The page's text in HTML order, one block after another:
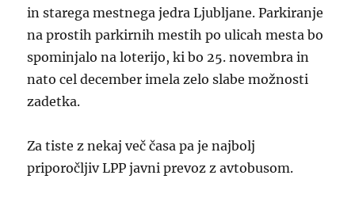
in starega mestnega jedra Ljubljane. Parkiranje
na prostih parkirnih mestih po ulicah mesta bo
spominjalo na loterijo, ki bo 25. novembra in
nato cel december imela zelo slabe možnosti
zadetka.
Za tiste z nekaj več časa pa je najbolj
priporočljiv LPP javni prevoz z avtobusom.